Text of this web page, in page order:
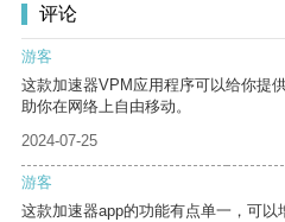
评论
游客
这款加速器VPM应用程序可以给你提
助你在网络上自由移动。
2024-07-25
游客
这款加速器app的功能有点单一，可